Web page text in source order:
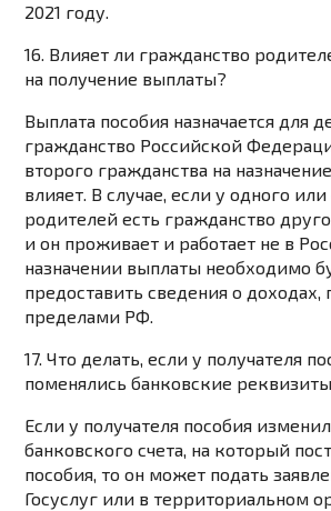
2021 году.
16. Влияет ли гражданство
на получение выплаты?
Выплата пособия назначается для
гражданство Российской
второго гражданства на
влияет. В случае, если у одного
родителей есть гражданство
и он проживает и работает не в
назначении выплаты необходимо
предоставить сведения о доходах,
пределами РФ.
17. Что делать, если у получателя
поменялись банковские
Если у получателя пособия
банковского счета, на который
пособия, то он может подать
Госуслуг или в территориальном